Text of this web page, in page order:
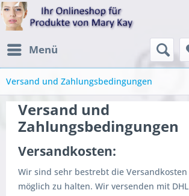
Menü
Versand und Zahlungsbedingungen
Versand und
Zahlungsbedingungen
Versandkosten:
Wir sind sehr bestrebt die
möglich zu halten. Wir versenden mit